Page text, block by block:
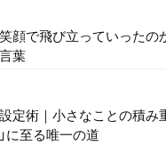
顔で飛び立っていった
葉
定術｜小さなことの積み
に至る唯一の道